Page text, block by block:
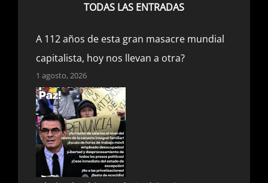
TODAS LAS ENTRADAS
A 112 años de esta gran masacre mundial
capitalista, hoy nos llevan a otra?
1 agosto, 2026